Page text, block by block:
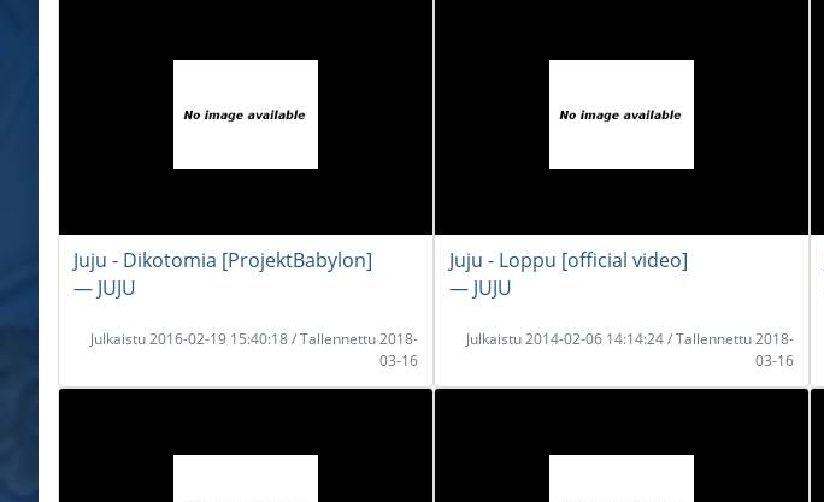
Juju - Dikotomia [ProjektBabylon]
― JUJU
Julkaistu 2016-02-19 15:40:18 / Tallennettu 2018-
03-16
Juju - Loppu [official video]
― JUJU
Julkaistu 2014-02-06 14:14:24 / Tallennettu 2018-
03-16